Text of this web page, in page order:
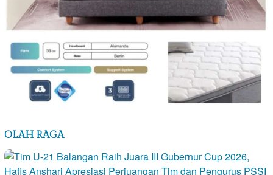
OLAH RAGA